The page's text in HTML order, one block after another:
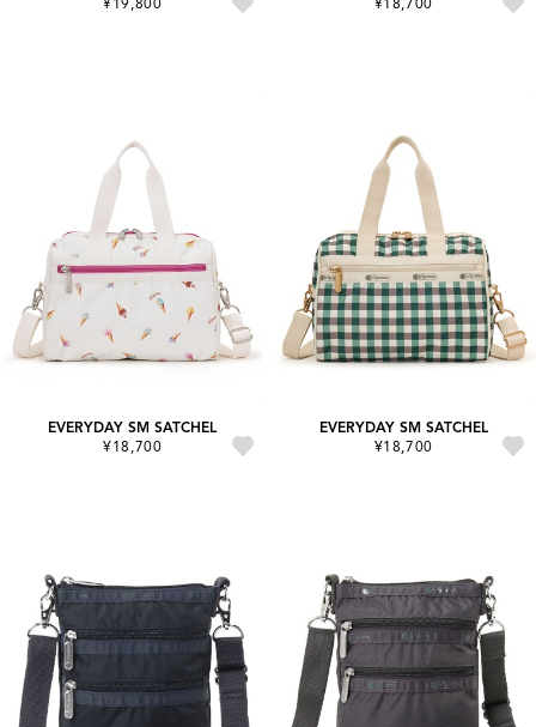
EVERYDAY SM SATCHEL
¥18,700
EVERYDAY SM SATCHEL
¥18,700